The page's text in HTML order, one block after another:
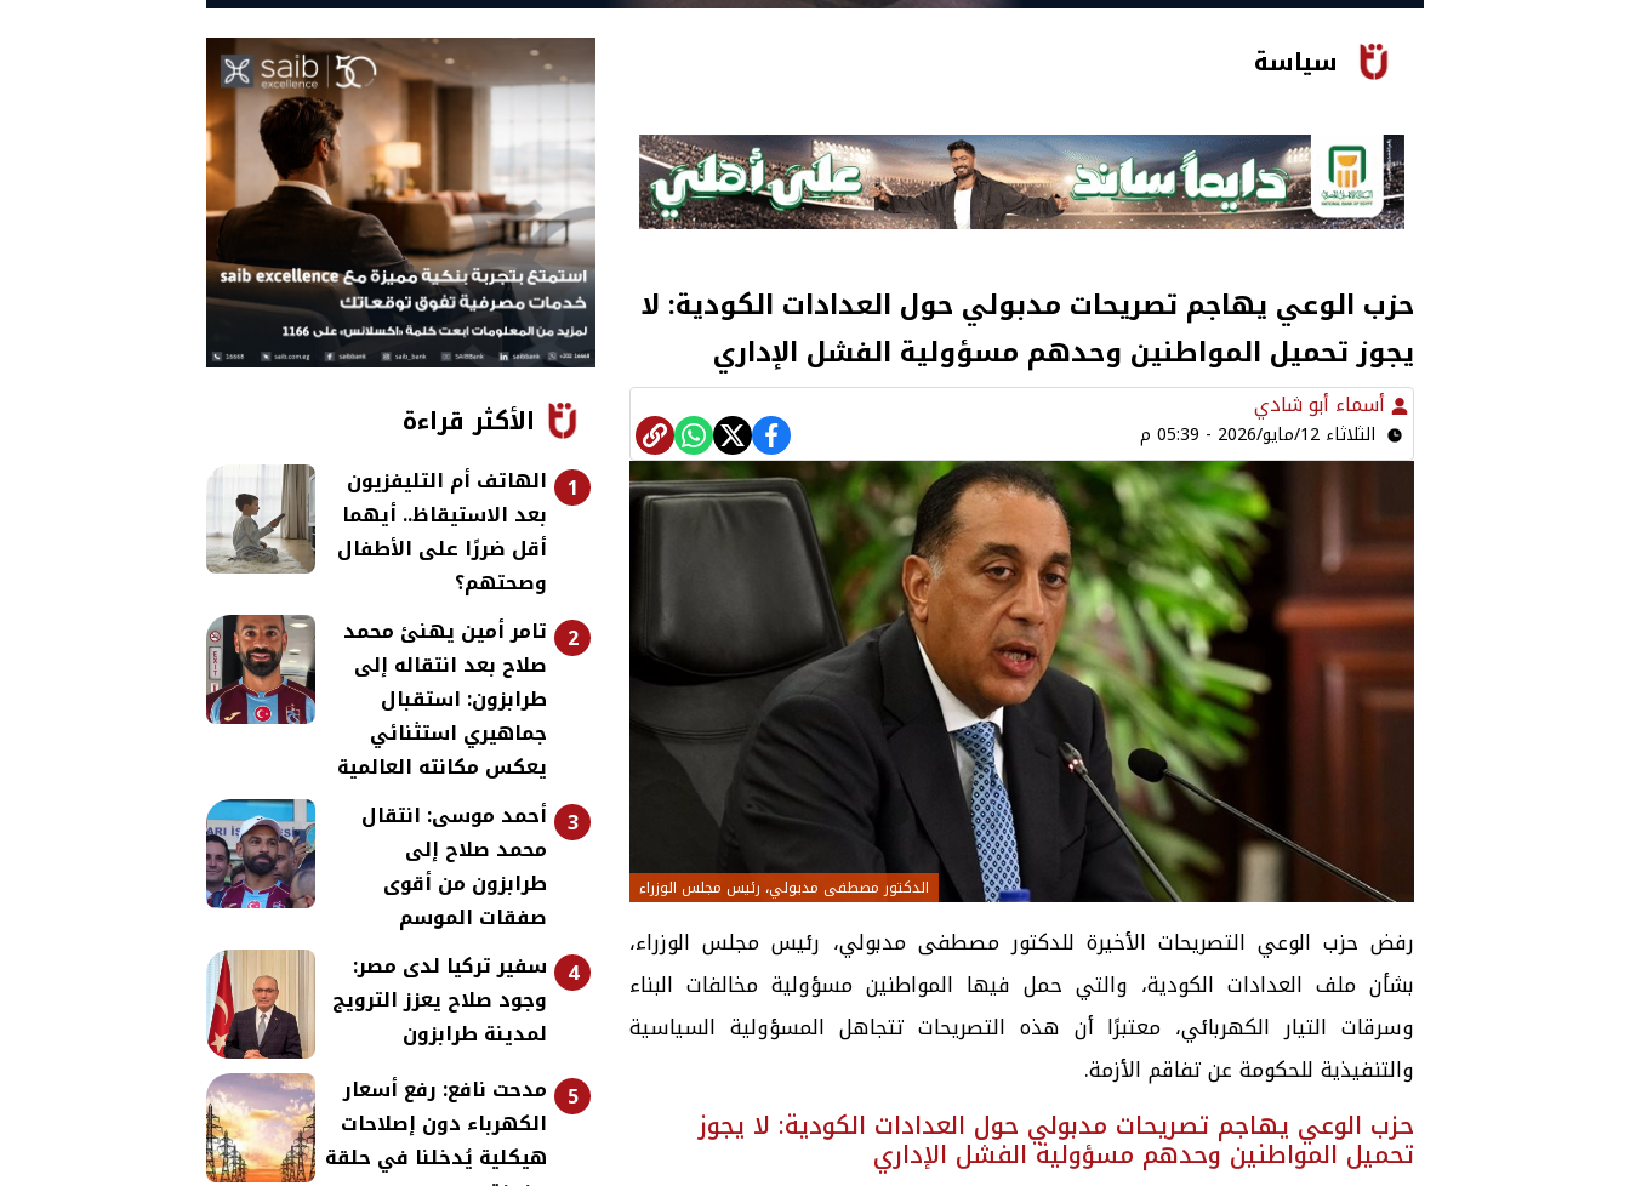
سياسة
حزب الوعي يهاجم تصريحات مدبولي حول العدادات الكودية: لا
يجوز تحميل المواطنين وحدهم مسؤولية الفشل الإداري
أسماء أبو شادي
الثلاثاء 12/مايو/2026 - 05:39 م
الدكتور مصطفى مدبولي، رئيس مجلس الوزراء
رفض حزب الوعي التصريحات الأخيرة للدكتور مصطفى مدبولي، رئيس مجلس الوزراء،
بشأن ملف العدادات الكودية، والتي حمل فيها المواطنين مسؤولية مخالفات البناء
وسرقات التيار الكهربائي، معتبرًا أن هذه التصريحات تتجاهل المسؤولية السياسية
والتنفيذية للحكومة عن تفاقم الأزمة.
حزب الوعي يهاجم تصريحات مدبولي حول العدادات الكودية: لا يجوز
تحميل المواطنين وحدهم مسؤولية الفشل الإداري
الأكثر قراءة
1
الهاتف أم التليفزيون
بعد الاستيقاظ.. أيهما
أقل ضررًا على الأطفال
وصحتهم؟
2
تامر أمين يهنئ محمد
صلاح بعد انتقاله إلى
طرابزون: استقبال
جماهيري استثنائي
يعكس مكانته العالمية
3 أحمد موسى: انتقال
محمد صلاح إلى
طرابزون من أقوى
صفقات الموسم
4
سفير تركيا لدى مصر:
وجود صلاح يعزز الترويج
لمدينة طرابزون
5
مدحت نافع: رفع أسعار
الكهرباء دون إصلاحات
هيكلية يُدخلنا في حلقة